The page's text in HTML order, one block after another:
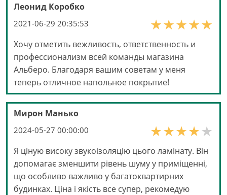
Леонид Коробко
2021-06-29 20:35:53
Хочу отметить вежливость, ответственность и
профессионализм всей команды магазина
Альберо. Благодаря вашим советам у меня
теперь отличное напольное покрытие!
Мирон Манько
2024-05-27 00:00:00
Я ціную високу звукоізоляцію цього ламінату. Він
допомагає зменшити рівень шуму у приміщенні,
що особливо важливо у багатоквартирних
будинках. Ціна і якість все супер, рекомедую